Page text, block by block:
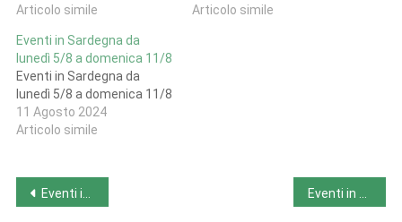
Articolo simile
Articolo simile
Eventi in Sardegna da
lunedì 5/8 a domenica 11/8
Eventi in Sardegna da
lunedì 5/8 a domenica 11/8
11 Agosto 2024
Articolo simile
Navigazione
Eventi in Puglia da lunedì 30/10 a domenica 5/11